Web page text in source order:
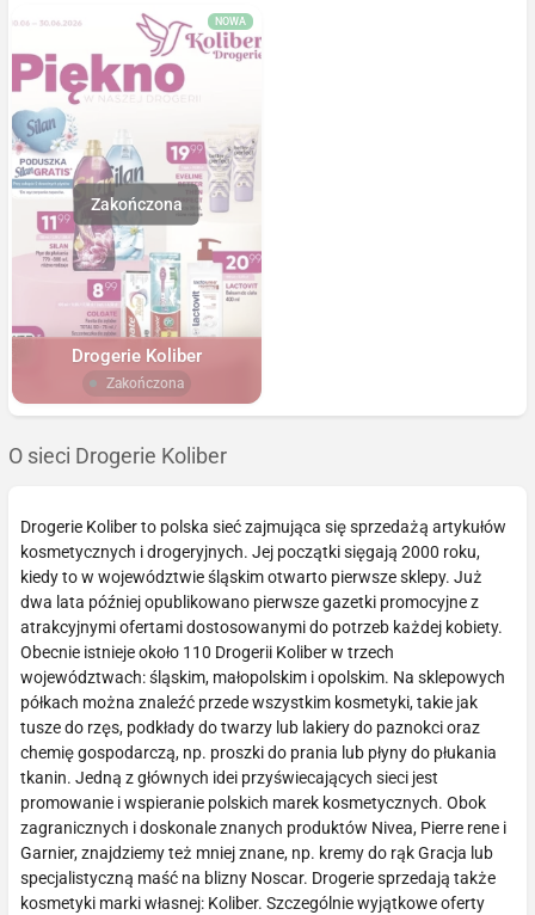
NOWA
Drogerie Koliber
Zakończona
O sieci Drogerie Koliber
Drogerie Koliber to polska sieć zajmująca się sprzedażą artykułów
kosmetycznych i drogeryjnych. Jej początki sięgają 2000 roku,
kiedy to w województwie śląskim otwarto pierwsze sklepy. Już
dwa lata później opublikowano pierwsze gazetki promocyjne z
atrakcyjnymi ofertami dostosowanymi do potrzeb każdej kobiety.
Obecnie istnieje około 110 Drogerii Koliber w trzech
województwach: śląskim, małopolskim i opolskim. Na sklepowych
półkach można znaleźć przede wszystkim kosmetyki, takie jak
tusze do rzęs, podkłady do twarzy lub lakiery do paznokci oraz
chemię gospodarczą, np. proszki do prania lub płyny do płukania
tkanin. Jedną z głównych idei przyświecających sieci jest
promowanie i wspieranie polskich marek kosmetycznych. Obok
zagranicznych i doskonale znanych produktów Nivea, Pierre rene i
Garnier, znajdziemy też mniej znane, np. kremy do rąk Gracja lub
specjalistyczną maść na blizny Noscar. Drogerie sprzedają także
kosmetyki marki własnej: Koliber. Szczególnie wyjątkowe oferty